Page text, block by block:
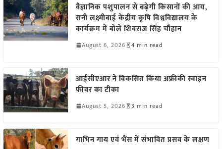
वैज्ञानिक पशुपालन से बढ़ेगी किसानों की आय,
रानी लक्ष्मीबाई केंद्रीय कृषि विश्वविद्यालय के
कार्यक्रम में बोले शिवराज सिंह चौहान
August 6, 2026 4 min read
आईसीएआर ने विकसित किया अफ्रीकी स्वाइन
फीवर का टीका
August 5, 2026 3 min read
गाभिन गाय एवं भैंस में संभावित प्रसव के लक्षण